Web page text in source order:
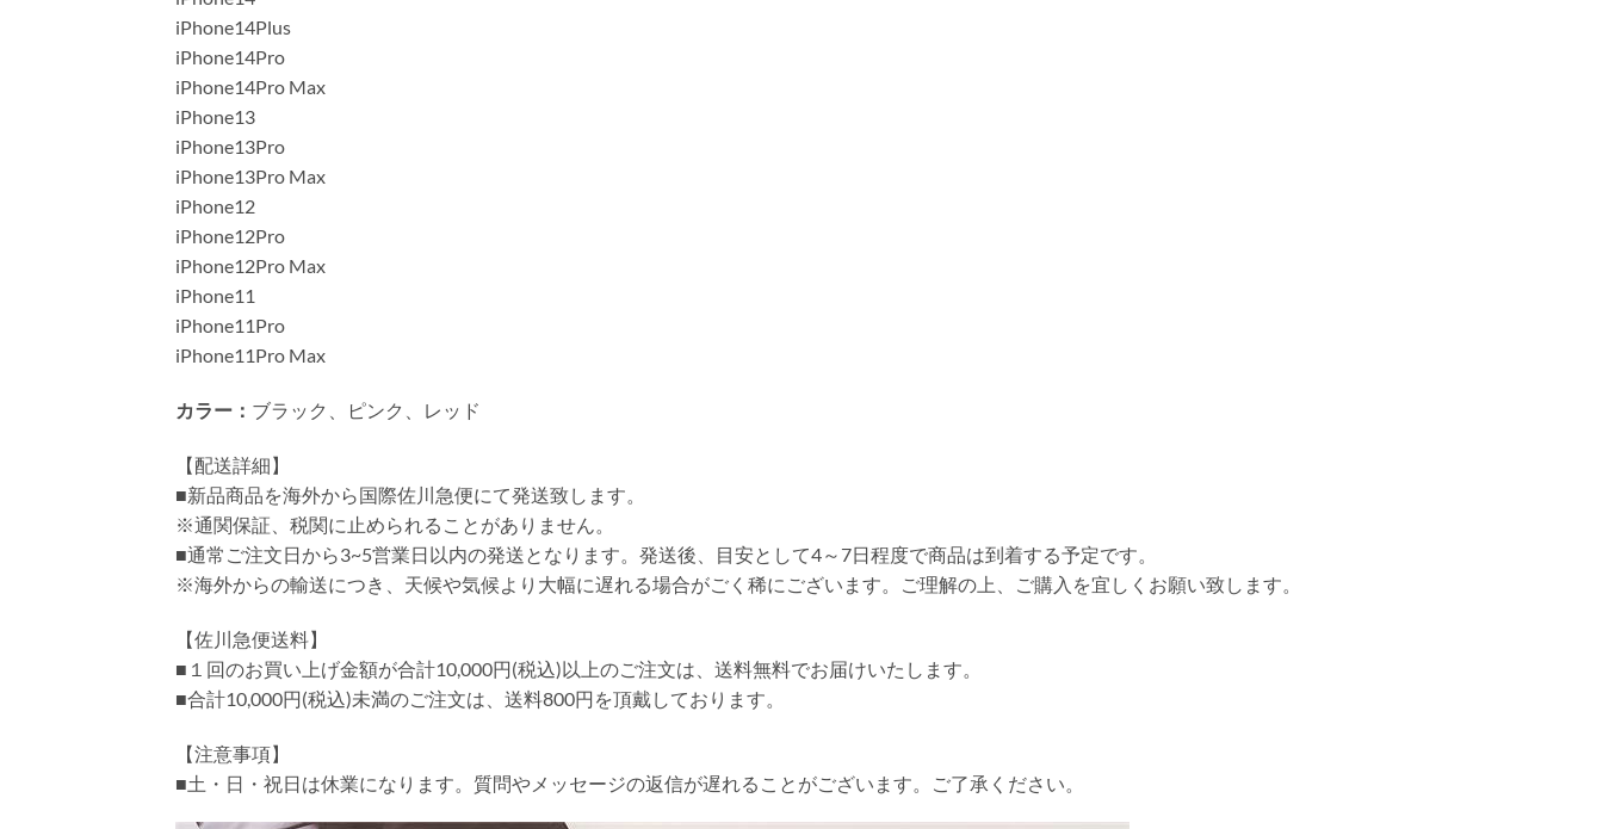
iPhone14Plus
iPhone14Pro
iPhone14Pro Max
iPhone13
iPhone13Pro
iPhone13Pro Max
iPhone12
iPhone12Pro
iPhone12Pro Max
iPhone11
iPhone11Pro
iPhone11Pro Max
カラー： ブラック、ピンク、レッド
【配送詳細】
■新品商品を海外から国際佐川急便にて発送致します。
※通関保証、税関に止められることがありません。
■通常ご注文日から3~5営業日以内の発送となります。発送後、目安として4～7日程度で商品は到着する予定です。
※海外からの輸送につき、天候や気候より大幅に遅れる場合がごく稀にございます。ご理解の上、ご購入を宜しくお願い致します。
【佐川急便送料】
■１回のお買い上げ金額が合計10,000円(税込)以上のご注文は、送料無料でお届けいたします。
■合計10,000円(税込)未満のご注文は、送料800円を頂戴しております。
【注意事項】
■土・日・祝日は休業になります。質問やメッセージの返信が遅れることがございます。ご了承ください。